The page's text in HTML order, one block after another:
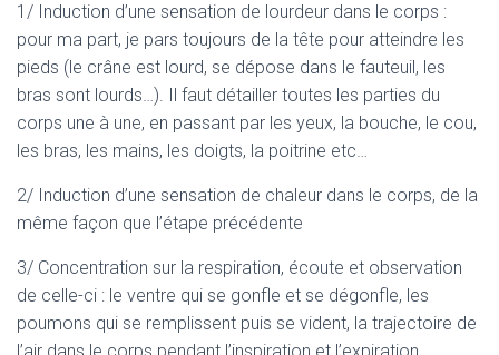
1/ Induction d’une sensation de lourdeur dans le corps :
pour ma part, je pars toujours de la tête pour atteindre les
pieds (le crâne est lourd, se dépose dans le fauteuil, les
bras sont lourds…). Il faut détailler toutes les parties du
corps une à une, en passant par les yeux, la bouche, le cou,
les bras, les mains, les doigts, la poitrine etc…
2/ Induction d’une sensation de chaleur dans le corps, de la
même façon que l’étape précédente
3/ Concentration sur la respiration, écoute et observation
de celle-ci : le ventre qui se gonfle et se dégonfle, les
poumons qui se remplissent puis se vident, la trajectoire de